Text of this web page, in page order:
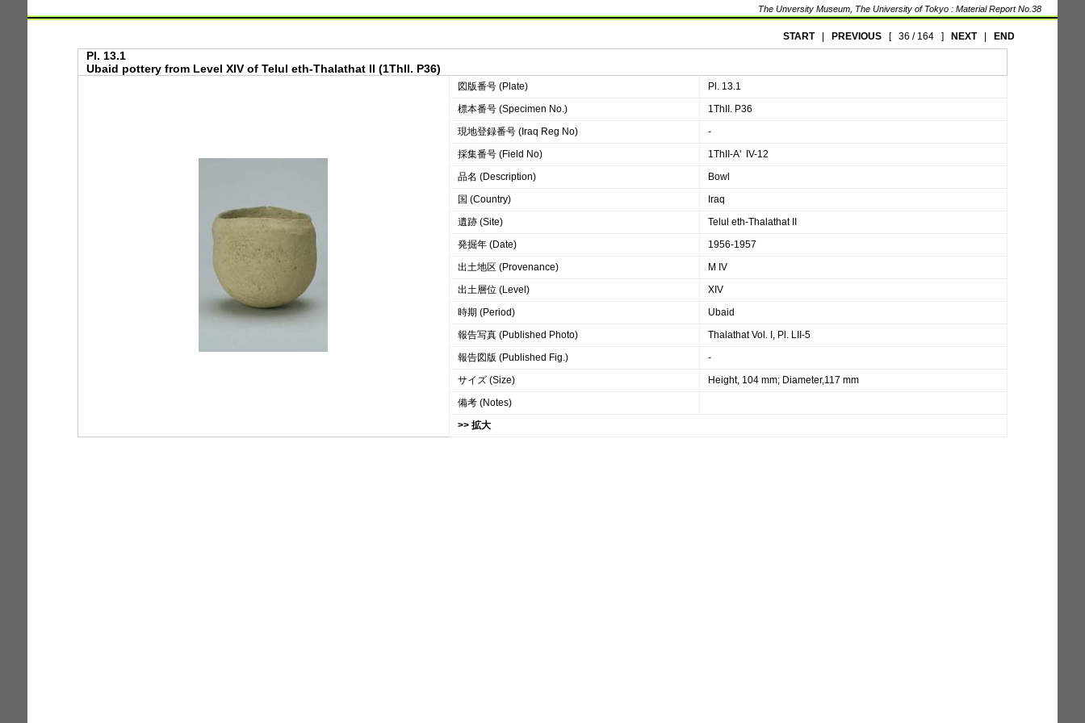
The Unversity Museum, The University of Tokyo : Material Report No.38
START| PREVIOUS[ 36 / 164] NEXT| END
Pl. 13.1
Ubaid pottery from Level XIV of Telul eth-Thalathat II (1ThII. P36)
図版番号 (Plate)
Pl. 13.1
標本番号 (Specimen No.)
1ThII. P36
現地登録番号 (Iraq Reg No)
-
採集番号 (Field No)
1ThII-A' IV-12
品名 (Description)
Bowl
国 (Country)
Iraq
遺跡 (Site)
Telul eth-Thalathat II
発掘年 (Date)
1956-1957
出土地区 (Provenance)
M IV
出土層位 (Level)
XIV
時期 (Period)
Ubaid
報告写真 (Published Photo)
Thalathat Vol. I, Pl. LII-5
報告図版 (Published Fig.)
-
サイズ (Size)
Height, 104 mm; Diameter,117 mm
備考 (Notes)
>> 拡大